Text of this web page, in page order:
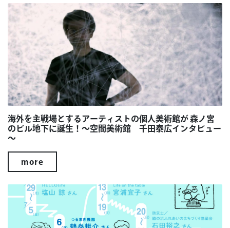
海外を主戦場とするアーティストの個人美術館が 森ノ宮
のビル地下に誕生！～空間美術館 千田泰広インタビュー
～
more